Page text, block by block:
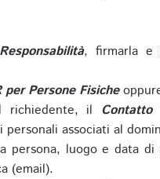
, firmarla e
per Persone Fisiche
richiedente, il Contatto
associati al
luogo e data di
(email).